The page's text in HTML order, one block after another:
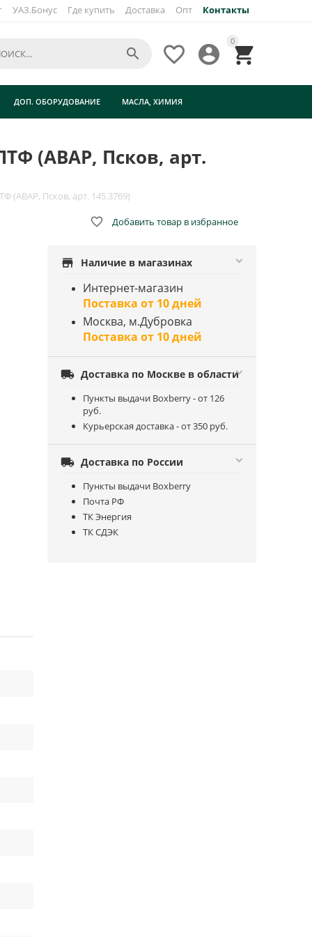
УАЗ.Бонус Где купить Доставка Опт Контакты
0




ДОП. ОБОРУДОВАНИЕ МАСЛА, ХИМИЯ
(АВАР, Псков, арт.
(АВАР, Псков, арт. 145.3769)
 Добавить товар в избранное
store Наличие в магазинах
Интернет-магазин
Поставка от 10 дней
Москва, м.Дубровка
Поставка от 10 дней
 Доставка по Москве в области
Пункты выдачи Boxberry - от 126
руб.
Курьерская доставка - от 350 руб.
 Доставка по России
Пункты выдачи Boxberry
Почта РФ
ТК Энергия
ТК СДЭК